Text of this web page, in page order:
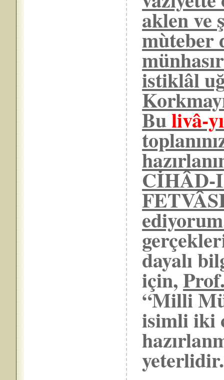
aklen ve
mùteber
istiklâl
Bulivâ-
CİHÂD-
dayalı
için,
“Milli
isimli iki